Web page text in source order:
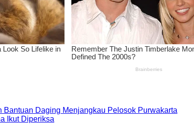
Daging Menjangkau Pelosok Purwakarta
Ikut Diperiksa